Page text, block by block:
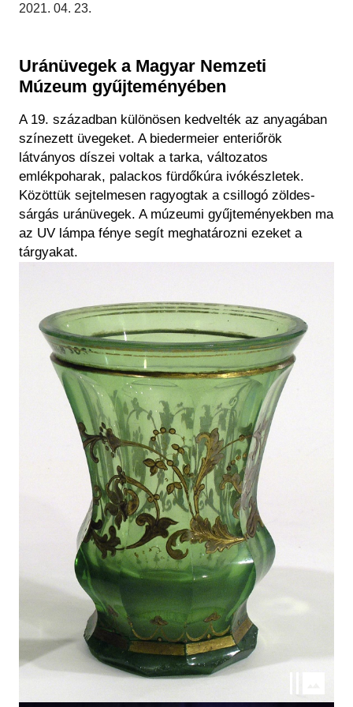
Régészet
Közérdekű adatok
Éremtár
Adattár
2021. 04. 23.
Uránüvegek a Magyar Nemzeti
Múzeum gyűjteményében
A 19. században különösen kedvelték az anyagában
színezett üvegeket. A biedermeier enteriőrök
látványos díszei voltak a tarka, változatos
emlékpoharak, palackos fürdőkúra ivókészletek.
Közöttük sejtelmesen ragyogtak a csillogó zöldes-
sárgás uránüvegek. A múzeumi gyűjteményekben ma
az UV lámpa fénye segít meghatározni ezeket a
tárgyakat.